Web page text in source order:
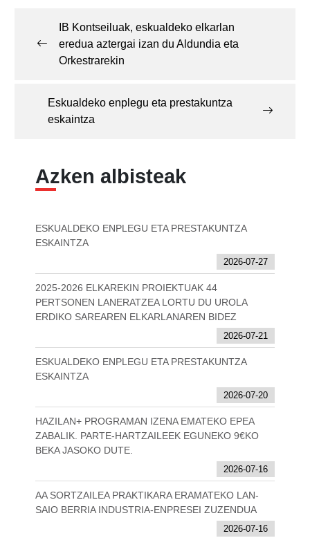
IB Kontseiluak, eskualdeko elkarlan
eredua aztergai izan du Aldundia eta
Orkestrarekin
Eskualdeko enplegu eta prestakuntza
eskaintza
Azken albisteak
ESKUALDEKO ENPLEGU ETA PRESTAKUNTZA
ESKAINTZA
2026-07-27
2025-2026 ELKAREKIN PROIEKTUAK 44
PERTSONEN LANERATZEA LORTU DU UROLA
ERDIKO SAREAREN ELKARLANAREN BIDEZ
2026-07-21
ESKUALDEKO ENPLEGU ETA PRESTAKUNTZA
ESKAINTZA
2026-07-20
HAZILAN+ PROGRAMAN IZENA EMATEKO EPEA
ZABALIK. PARTE-HARTZAILEEK EGUNEKO 9€KO
BEKA JASOKO DUTE.
2026-07-16
AA SORTZAILEA PRAKTIKARA ERAMATEKO LAN-
SAIO BERRIA INDUSTRIA-ENPRESEI ZUZENDUA
2026-07-16